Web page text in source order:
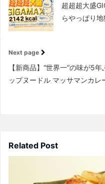
超超超大盛
らやっぱり
Next page
【新商品】“世界一”の味が5
ップヌードル マッサマンカレ
Related Post